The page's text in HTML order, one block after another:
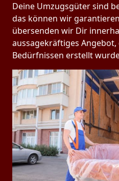
Deine Umzugsgüter sind
das können wir
übersenden wir Dir
aussagekräftiges Angebot,
Bedürfnissen erstellt